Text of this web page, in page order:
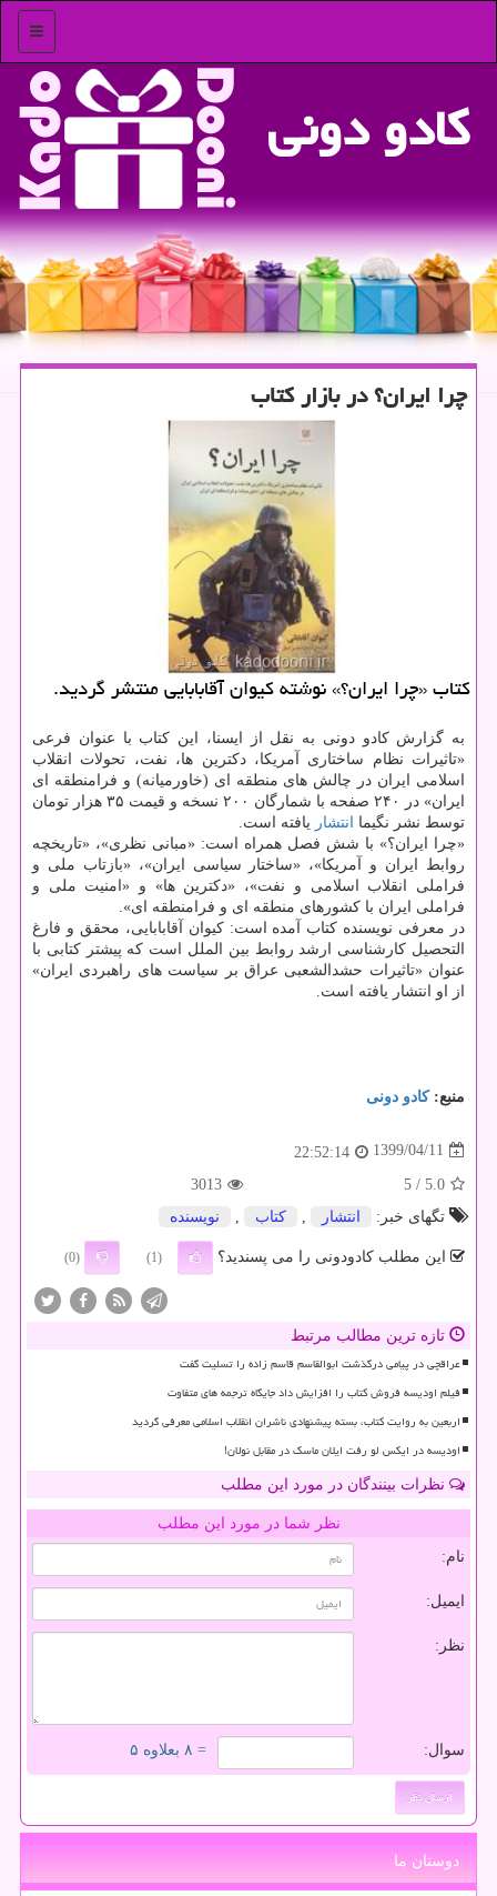
منو
كادو دونی
چرا ایران؟ در بازار كتاب
كتاب «چرا ایران؟» نوشته كیوان آقابابایی منتشر گردید.
به گزارش کادو دونی به نقل از ایسنا، این کتاب با عنوان فرعی
«تاثیرات نظام ساختاری آمریکا، دکترین ها، نفت، تحولات انقلاب
اسلامی ایران در چالش های منطقه ای (خاورمیانه) و فرامنطقه ای
ایران» در ۲۴۰ صفحه با شمارگان ۲۰۰ نسخه و قیمت ۳۵ هزار تومان
توسط نشر نگیما
انتشار یافته است.
«چرا ایران؟» با شش فصل همراه است: «مبانی نظری»، «تاریخچه
روابط ایران و آمریکا»، «ساختار سیاسی ایران»، «بازتاب ملی و
فراملی انقلاب اسلامی و نفت»، «دکترین ها» و «امنیت ملی و
فراملی ایران با کشورهای منطقه ای و فرامنطقه ای».
در معرفی نویسنده کتاب آمده است: کیوان آقابابایی، محقق و فارغ
التحصیل کارشناسی ارشد روابط بین الملل است که پیشتر کتابی با
عنوان «تاثیرات حشدالشعبی عراق بر سیاست های راهبردی ایران»
از او انتشار یافته است.
منبع:كادو دونی
1399/04/11
22:52:14
5.0
/ 5
3013
تگهای خبر:
انتشار كتاب نویسنده
این مطلب کادودونی را می پسندید؟ (1)
(0)
تازه ترین مطالب مرتبط
عراقچی در پیامی درگذشت ابوالقاسم قاسم زاده را تسلیت گفت
فیلم اودیسه فروش کتاب را افزایش داد جایگاه ترجمه های متفاوت
اربعین به روایت کتاب، بسته پیشنهادی ناشران انقلاب اسلامی معرفی گردید
اودیسه در ایکس لو رفت ایلان ماسک در مقابل نولان!
نظرات بینندگان در مورد این مطلب
نظر شما در مورد این مطلب
نام:
ایمیل:
نظر:
سوال: = ۸ بعلاوه ۵
دوستان ما